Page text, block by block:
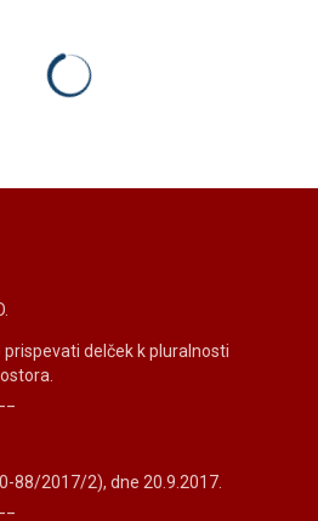
delček k pluralnosti
88/2017/2), dne 20.9.2017.